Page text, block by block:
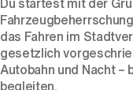
das Fahren im
gesetzlich
Autobahn und Nacht
begleiten.